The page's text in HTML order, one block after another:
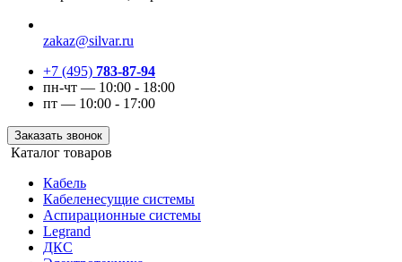
zakaz@silvar.ru
+7 (495) 783-87-94
пн-чт — 10:00 - 18:00
пт — 10:00 - 17:00
Заказать звонок
Каталог товаров
Кабель
Кабеленесущие системы
Аспирационные системы
Legrand
ДКС